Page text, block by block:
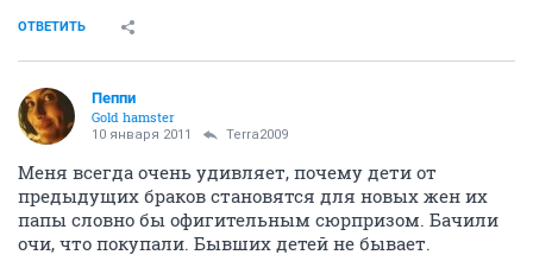
ОТВЕТИТЬ
Пеппи
Gold hamster
10 января 2011 Terra2009
Меня всегда очень удивляет, почему дети от
предыдущих браков становятся для новых жен их
папы словно бы офигительным сюрпризом. Бачили
очи, что покупали. Бывших детей не бывает.